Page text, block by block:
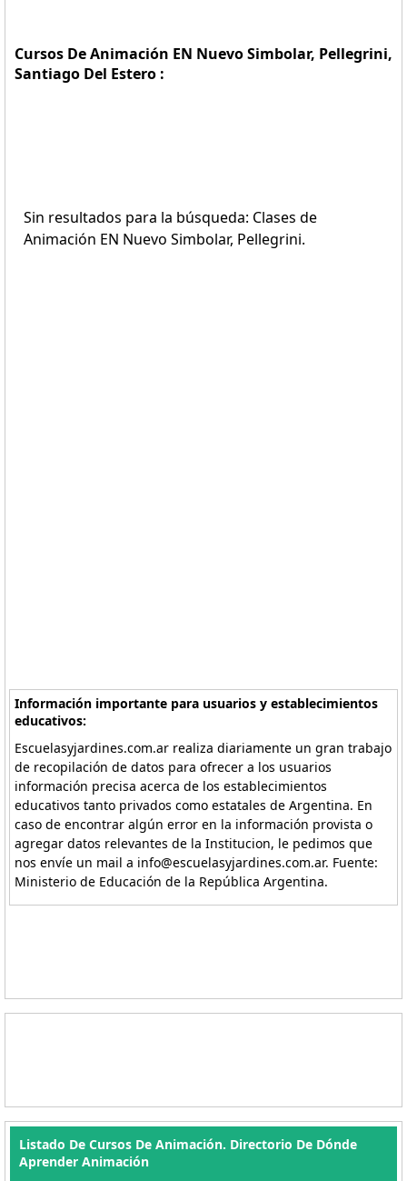
Cursos De Animación EN Nuevo Simbolar, Pellegrini,
Santiago Del Estero :
Sin resultados para la búsqueda: Clases de
Animación EN Nuevo Simbolar, Pellegrini.
Información importante para usuarios y establecimientos
educativos:
Escuelasyjardines.com.ar realiza diariamente un gran trabajo
de recopilación de datos para ofrecer a los usuarios
información precisa acerca de los establecimientos
educativos tanto privados como estatales de Argentina. En
caso de encontrar algún error en la información provista o
agregar datos relevantes de la Institucion, le pedimos que
nos envíe un mail a info@escuelasyjardines.com.ar. Fuente:
Ministerio de Educación de la República Argentina.
Listado De Cursos De Animación. Directorio De Dónde
Aprender Animación